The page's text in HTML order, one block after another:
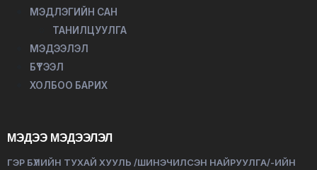
МЭДЛЭГИЙН САН
ТАНИЛЦУУЛГА
МЭДЭЭЛЭЛ
БҮТЭЭЛ
ХОЛБОО БАРИХ
МЭДЭЭ МЭДЭЭЛЭЛ
ГЭР БҮЛИЙН ТУХАЙ ХУУЛЬ /ШИНЭЧИЛСЭН НАЙРУУЛГА/-ИЙН